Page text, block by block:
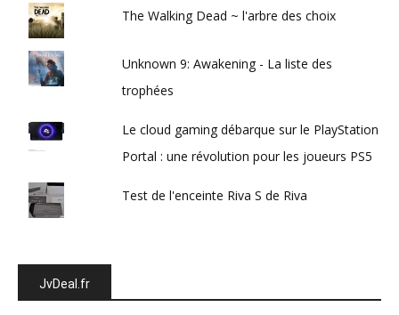
The Walking Dead ~ l'arbre des choix
Unknown 9: Awakening - La liste des
trophées
Le cloud gaming débarque sur le PlayStation
Portal : une révolution pour les joueurs PS5
Test de l'enceinte Riva S de Riva
JvDeal.fr